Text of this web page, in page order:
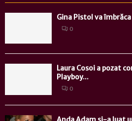
Gina Pistol va
0
Laura Cosoi a pozat
Playboy...
0